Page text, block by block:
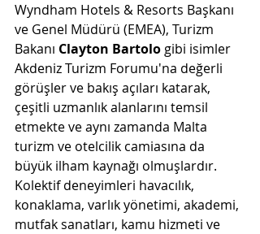
Wyndham Hotels & Resorts Başkanı
ve Genel Müdürü (EMEA), Turizm
Bakanı Clayton Bartolo gibi isimler
Akdeniz Turizm Forumu'na değerli
görüşler ve bakış açıları katarak,
çeşitli uzmanlık alanlarını temsil
etmekte ve aynı zamanda Malta
turizm ve otelcilik camiasına da
büyük ilham kaynağı olmuşlardır.
Kolektif deneyimleri havacılık,
konaklama, varlık yönetimi, akademi,
mutfak sanatları, kamu hizmeti ve